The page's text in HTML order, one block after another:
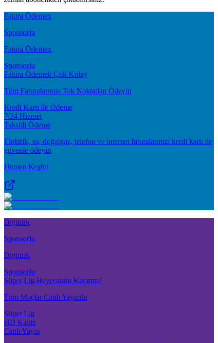
Fatura Ödemex
Sponsorlu
Fatura Ödemex
Sponsorlu
Fatura Ödemek Çok Kolay
Tüm Faturalarınızı Tek Noktadan Ödeyin
Kredi Kartı ile Ödeme
7/24 Hizmet
Taksitli Ödeme
Elektrik, su, doğalgaz, telefon ve internet faturalarınızı kredi kartı ile
güvenle ödeyin
Hemen Keşfet
Digiturk
Sponsorlu
Digiturk
Sponsorlu
Süper Lig Heyecanını Kaçırma!
Tüm Maçlar Canlı Yayında
Süper Lig
HD Kalite
Canlı Yayın